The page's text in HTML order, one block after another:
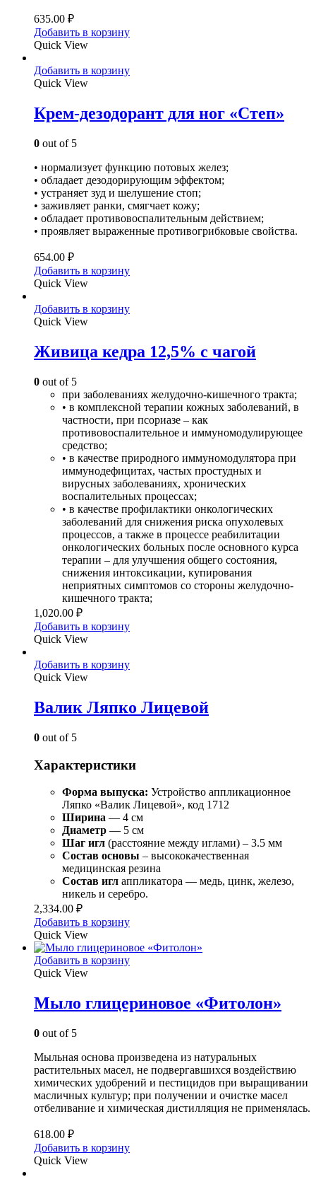
635.00 ₽
Добавить в корзину
Quick View
Добавить в корзину
Quick View
Крем-дезодорант для ног «Степ»
0 out of 5
• нормализует функцию потовых желез;
• обладает дезодорирующим эффектом;
• устраняет зуд и шелушение стоп;
• заживляет ранки, смягчает кожу;
• обладает противовоспалительным действием;
• проявляет выраженные противогрибковые свойства.
654.00 ₽
Добавить в корзину
Quick View
Добавить в корзину
Quick View
Живица кедра 12,5% с чагой
0 out of 5
при заболеваниях желудочно-кишечного тракта;
• в комплексной терапии кожных заболеваний, в
частности, при псориазе – как
противовоспалительное и иммуномодулирующее
средство;
• в качестве природного иммуномодулятора при
иммунодефицитах, частых простудных и
вирусных заболеваниях, хронических
воспалительных процессах;
• в качестве профилактики онкологических
заболеваний для снижения риска опухолевых
процессов, а также в процессе реабилитации
онкологических больных после основного курса
терапии – для улучшения общего состояния,
снижения интоксикации, купирования
неприятных симптомов со стороны желудочно-
кишечного тракта;
1,020.00 ₽
Добавить в корзину
Quick View
Добавить в корзину
Quick View
Валик Ляпко Лицевой
0 out of 5
Характеристики
Форма выпуска: Устройство аппликационное
Ляпко «Валик Лицевой», код 1712
Ширина — 4 см
Диаметр — 5 см
Шаг игл (расстояние между иглами) – 3.5 мм
Состав основы – высококачественная
медицинская резина
Состав игл аппликатора — медь, цинк, железо,
никель и серебро.
2,334.00 ₽
Добавить в корзину
Quick View
Добавить в корзину
Quick View
Мыло глицериновое «Фитолон»
0 out of 5
Мыльная основа произведена из натуральных
растительных масел, не подвергавшихся воздействию
химических удобрений и пестицидов при выращивании
масличных культур; при получении и очистке масел
отбеливание и химическая дистилляция не применялась.
618.00 ₽
Добавить в корзину
Quick View